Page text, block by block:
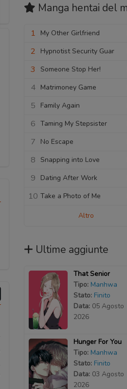
Manga hentai del
1 My Other Girlfriend
2 Hypnotist Security Guar
3 Someone Stop Her!
4 Matrimoney Game
5 Family Again
6 Taming My Stepsister
7 No Escape
8 Snapping into Love
9 Dating After Work
10 Take a Photo of Me
Altro
Ultime aggiunte
That Senior
Tipo: Manhwa
Stato: Finito
Data: 05 Agosto
2026
Hunger For You
Tipo: Manhwa
Stato: Finito
Data: 03 Agosto
2026